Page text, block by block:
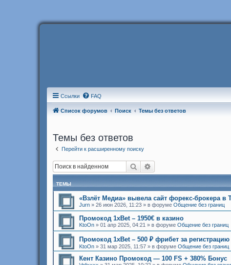
Ссылки FAQ
Список форумов Поиск Темы без ответов
Темы без ответов
Перейти к расширенному поиску
Поиск
ТЕМЫ
«Взлёт Медиа» вывела сайт форекс-брокера в
Jurn » 26 июн 2026, 11:23 » в форуме Общение без границ
Промокод 1xBet – 1950€ в казино
KtoOn » 01 апр 2025, 04:21 » в форуме Общение без границ
Промокод 1xBet – 500 ₽ фрибет за регистрацию
KtoOn » 31 мар 2025, 11:57 » в форуме Общение без границ
Кент Казино Промокод — 100 FS + 380% Бонус